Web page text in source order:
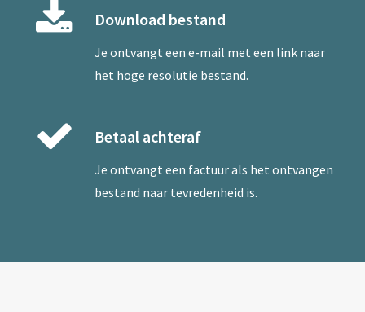
Download bestand
Je ontvangt een e-mail met een link naar
het hoge resolutie bestand.
Betaal achteraf
Je ontvangt een factuur als het ontvangen
bestand naar tevredenheid is.